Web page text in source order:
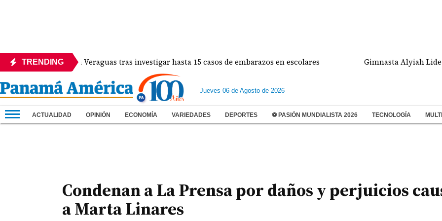
TRENDING
protocolos en Veraguas tras investigar hasta 15 casos de embarazos en escolares Gimnasta Alyiah Lide dio
Jueves 06 de Agosto de 2026
ACTUALIDAD OPINIÓN ECONOMÍA VARIEDADES DEPORTES ⚽ PASIÓN MUNDIALISTA 2026 TECNOLOGÍA
Condenan a La Prensa por daños y perjuicios
a Marta Linares